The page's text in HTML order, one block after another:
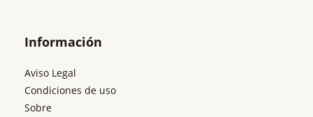
Información
Aviso Legal
Condiciones de uso
Sobre